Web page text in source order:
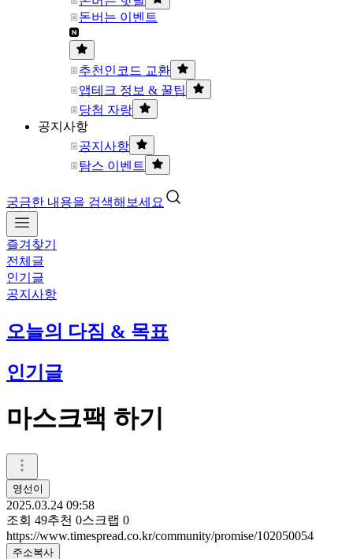
돈버는 이벤트
추천인코드 교환
앱테크 정보 & 꿀팁
당첨 자랑
공지사항
공지사항
탐스 이벤트
궁금한 내용을 검색해보세요
즐겨찾기
전체글
인기글
공지사항
오늘의 다짐 & 목표
인기글
마스크팩 하기
영선이
2025.03.24 09:58
조회 49추천 0스크랩 0
https://www.timespread.co.kr/community/promise/102050054
주소복사